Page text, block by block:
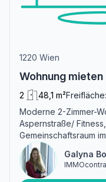
1220 Wien
Wohnung mieten
2 48,1 m²Freifläche:
Moderne 2-Zimmer-
Aspernstraße/
Gemeinschaftsraum
Galyna